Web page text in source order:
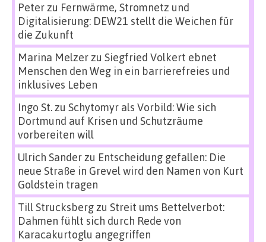
Peterzu Fernwärme, Stromnetz und
Digitalisierung: DEW21 stellt die Weichen für
die Zukunft
Marina Melzerzu Siegfried Volkert ebnet
Menschen den Weg in ein barrierefreies und
inklusives Leben
Ingo St.zu Schytomyr als Vorbild: Wie sich
Dortmund auf Krisen und Schutzräume
vorbereiten will
Ulrich Sanderzu Entscheidung gefallen: Die
neue Straße in Grevel wird den Namen von Kurt
Goldstein tragen
Till Strucksbergzu Streit ums Bettelverbot:
Dahmen fühlt sich durch Rede von
Karacakurtoglu angegriffen